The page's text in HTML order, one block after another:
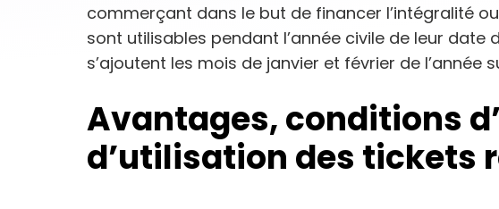
commerçant dans le but de financer l’intégralité
sont utilisables pendant l’année civile de leur date
s’ajoutent les mois de janvier et février de l’année
Avantages, conditions
d’utilisation des tickets